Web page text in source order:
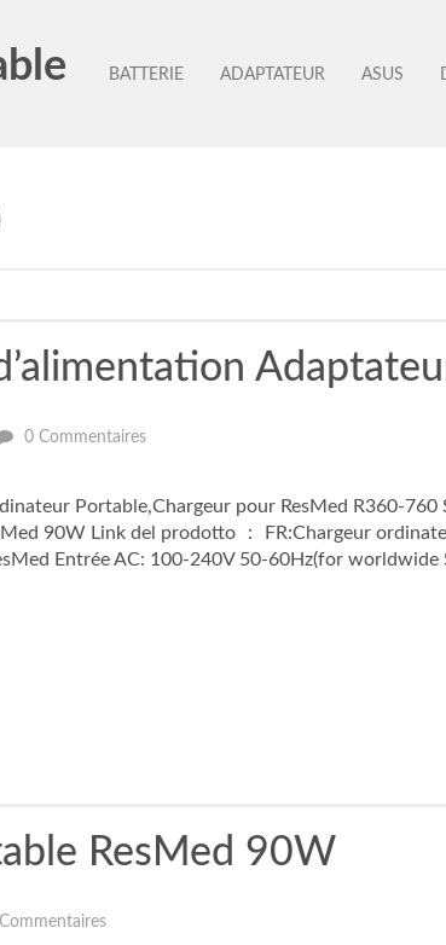
BATTERIE ADAPTATEUR ASUS
0 Commentaires
Portable,Chargeur pour ResMed R360-
90W Link del prodotto ： FR:Chargeur
Entrée AC: 100-240V 50-60Hz(for worldwide
ResMed 90W